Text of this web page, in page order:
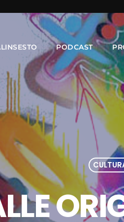
PODCAST